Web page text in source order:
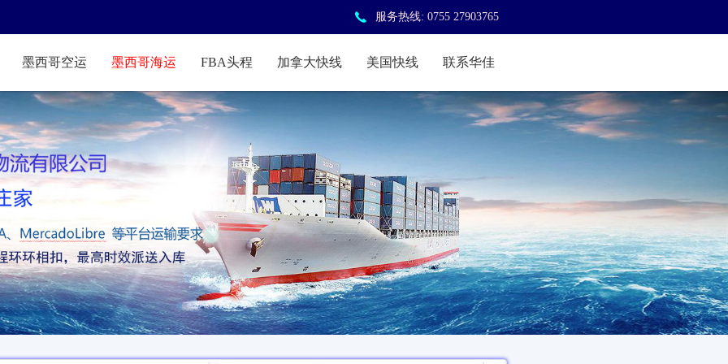
 服务热线: 0755 27903765
墨西哥空运 墨西哥海运 FBA头程 加拿大快线 美国快线 联系华佳